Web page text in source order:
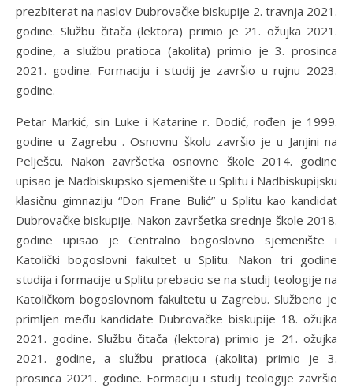
prezbiterat na naslov Dubrovačke biskupije 2. travnja 2021.
godine. Službu čitača (lektora) primio je 21. ožujka 2021.
godine, a službu pratioca (akolita) primio je 3. prosinca
2021. godine. Formaciju i studij je završio u rujnu 2023.
godine.
Petar Markić, sin Luke i Katarine r. Dodić, rođen je 1999.
godine u Zagrebu . Osnovnu školu završio je u Janjini na
Pelješcu. Nakon završetka osnovne škole 2014. godine
upisao je Nadbiskupsko sjemenište u Splitu i Nadbiskupijsku
klasičnu gimnaziju “Don Frane Bulić” u Splitu kao kandidat
Dubrovačke biskupije. Nakon završetka srednje škole 2018.
godine upisao je Centralno bogoslovno sjemenište i
Katolički bogoslovni fakultet u Splitu. Nakon tri godine
studija i formacije u Splitu prebacio se na studij teologije na
Katoličkom bogoslovnom fakultetu u Zagrebu. Službeno je
primljen među kandidate Dubrovačke biskupije 18. ožujka
2021. godine. Službu čitača (lektora) primio je 21. ožujka
2021. godine, a službu pratioca (akolita) primio je 3.
prosinca 2021. godine. Formaciju i studij teologije završio